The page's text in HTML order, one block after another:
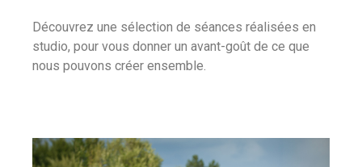
Découvrez une sélection de séances réalisées en
studio, pour vous donner un avant-goût de ce que
nous pouvons créer ensemble.